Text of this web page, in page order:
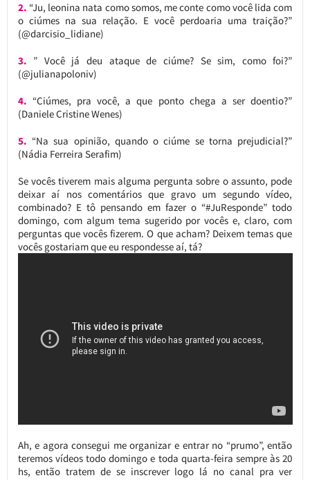
2. “Ju, leonina nata como somos, me conte como você lida com
o ciúmes na sua relação. E você perdoaria uma traição?”
(@darcisio_lidiane)
3. ” Você já deu ataque de ciúme? Se sim, como foi?”
(@julianapoloniv)
4. “Ciúmes, pra você, a que ponto chega a ser doentio?”
(Daniele Cristine Wenes)
5. “Na sua opinião, quando o ciúme se torna prejudicial?”
(Nádia Ferreira Serafim)
Se vocês tiverem mais alguma pergunta sobre o assunto, pode
deixar aí nos comentários que gravo um segundo vídeo,
combinado? E tô pensando em fazer o “#JuResponde” todo
domingo, com algum tema sugerido por vocês e, claro, com
perguntas que vocês fizerem. O que acham? Deixem temas que
vocês gostariam que eu respondesse aí, tá?
Ah, e agora consegui me organizar e entrar no “prumo”, então
teremos vídeos todo domingo e toda quarta-feira sempre às 20
hs, então tratem de se inscrever logo lá no canal pra ver